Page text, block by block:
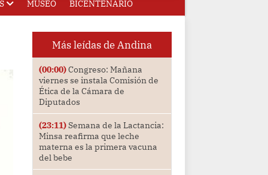
MUSEO BICENTENARIO
Más leídas de Andina
(00:00)Congreso: Mañana
viernes se instala Comisión de
Ética de la Cámara de
Diputados
(23:11)Semana de la Lactancia:
Minsa reafirma que leche
materna es la primera vacuna
del bebe